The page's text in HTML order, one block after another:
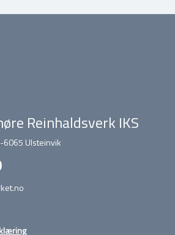
Reinhaldsverk IKS
6065 Ulsteinvik